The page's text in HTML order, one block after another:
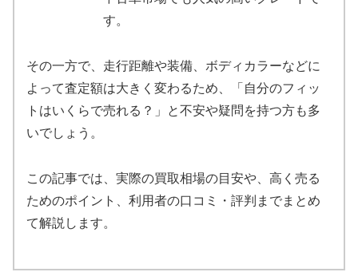
す。
その一方で、走行距離や装備、ボディカラーなどに
よって査定額は大きく変わるため、「自分のフィッ
トはいくらで売れる？」と不安や疑問を持つ方も多
いでしょう。
この記事では、実際の買取相場の目安や、高く売る
ためのポイント、利用者の口コミ・評判までまとめ
て解説します。